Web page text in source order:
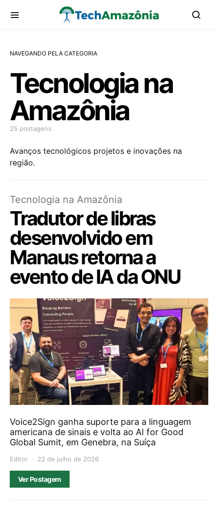
NAVEGANDO PELA CATEGORIA
Tecnologia na
Amazônia
25 postagens
Avanços tecnológicos projetos e inovações na
região.
Tecnologia na Amazônia
Tradutor de libras
desenvolvido em
Manaus retorna a
evento de IA da ONU
Voice2Sign ganha suporte para a linguagem
americana de sinais e volta ao AI for Good
Global Sumit, em Genebra, na Suíça
Editor 22 de julho de 2026
Ver Postagem